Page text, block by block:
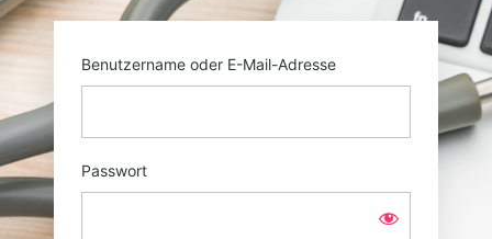
Benutzername oder E-Mail-Adresse
Passwort